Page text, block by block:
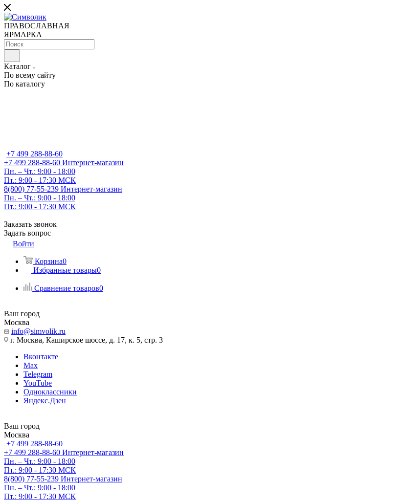
ПРАВОСЛАВНАЯ
ЯРМАРКА
Каталог
По всему сайту
По каталогу
+7 499 288-88-60
+7 499 288-88-60 Интернет-магазин
Пн. – Чт.: 9:00 - 18:00
Пт.: 9:00 - 17:30 МСК
8(800) 77-55-239 Интернет-магазин
Пн. – Чт.: 9:00 - 18:00
Пт.: 9:00 - 17:30 МСК
Заказать звонок
Задать вопрос
Войти
Корзина0
Избранные товары0
Сравнение товаров0
Ваш город
Москва
info@simvolik.ru
г. Москва, Каширское шоссе, д. 17, к. 5, стр. 3
Вконтакте
Max
Telegram
YouTube
Одноклассники
Яндекс.Дзен
Ваш город
Москва
+7 499 288-88-60
+7 499 288-88-60 Интернет-магазин
Пн. – Чт.: 9:00 - 18:00
Пт.: 9:00 - 17:30 МСК
8(800) 77-55-239 Интернет-магазин
Пн. – Чт.: 9:00 - 18:00
Пт.: 9:00 - 17:30 МСК